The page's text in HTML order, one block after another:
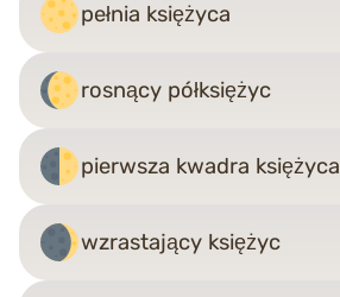
pełnia księżyca
rosnący półksiężyc
pierwsza kwadra księżyca
wzrastający księżyc